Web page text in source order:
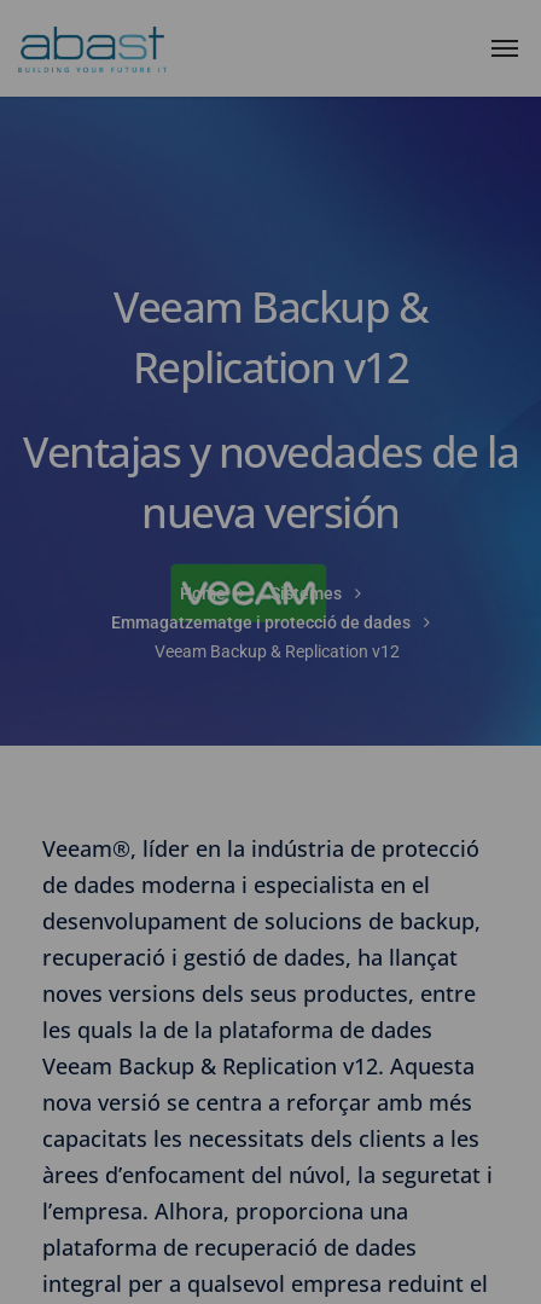
Veeam Backup &
Replication v12
Ventajas y novedades de la
nueva versión
Home
Sistemes
Emmagatzematge i protecció de dades
Veeam Backup & Replication v12
Veeam®, líder en la indústria de protecció
de dades moderna i especialista en el
desenvolupament de solucions de backup,
recuperació i gestió de dades, ha llançat
noves versions dels seus productes, entre
les quals la de la plataforma de dades
Veeam Backup & Replication v12. Aquesta
nova versió se centra a reforçar amb més
capacitats les necessitats dels clients a les
àrees d’enfocament del núvol, la seguretat i
l’empresa. Alhora, proporciona una
plataforma de recuperació de dades
integral per a qualsevol empresa reduint el